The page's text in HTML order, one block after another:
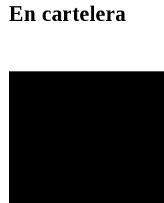
En cartelera